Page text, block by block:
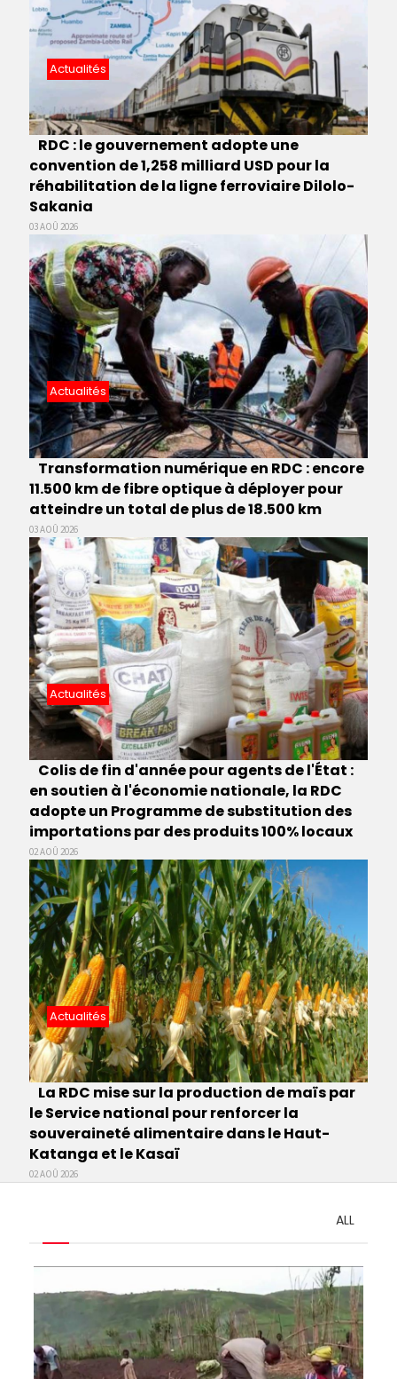
Actualités
RDC : le gouvernement adopte une
convention de 1,258 milliard USD pour la
réhabilitation de la ligne ferroviaire Dilolo-
Sakania
03 AOÛ 2026
Actualités
Transformation numérique en RDC : encore
11.500 km de fibre optique à déployer pour
atteindre un total de plus de 18.500 km
03 AOÛ 2026
Actualités
Colis de fin d'année pour agents de l'État :
en soutien à l'économie nationale, la RDC
adopte un Programme de substitution des
importations par des produits 100% locaux
02 AOÛ 2026
Actualités
La RDC mise sur la production de maïs par
le Service national pour renforcer la
souveraineté alimentaire dans le Haut-
Katanga et le Kasaï
02 AOÛ 2026
ALL
Pagination